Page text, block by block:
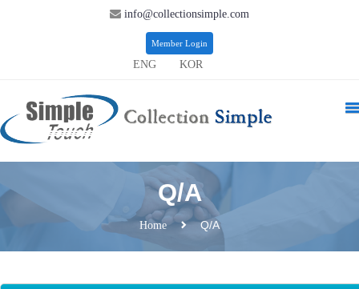
info@collectionsimple.com
Member Login
ENG KOR
Q/A
Home Q/A